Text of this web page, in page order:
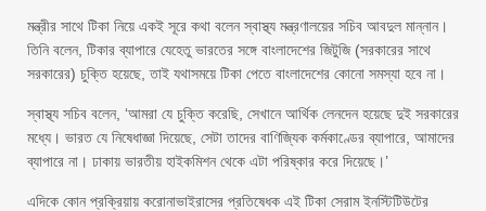
মন্ত্রীর সাথে টিকা নিয়ে একই সূরে কথা বলেন স্বাস্থ্য মন্ত্রণালয়ের সচিব আবদুল মান্নান।
তিনি বলেন, টিকার ব্যাপারে যেহেতু ভারতের সঙ্গে বাংলাদেশের জিটুজি (সরকারের সাথে
সরকারের) চুক্তি হয়েছে, তাই যথাসময়ে টিকা পেতে বাংলাদেশের কোনো সমস্যা হবে না।
স্বাস্থ্য সচিব বলেন, ‘আমরা যে চুক্তি করেছি, সেখানে আর্থিক লেনদেন হয়েছে দুই সরকারের
মধ্যে। ভারত যে নিষেধাজ্ঞা দিয়েছে, সেটা তাদের বাণিজ্যিক কর্মকাণ্ডের ব্যাপারে, আমাদের
ব্যাপারে না। ঢাকায় ভারতীয় হাইকমিশন থেকে এটা পরিষ্কার করে দিয়েছে।’
এদিকে কোন প্রক্রিয়ায় করোনাভাইরাসের প্রতিষেধক এই টিকা সেরাম ইনস্টিটিউটের